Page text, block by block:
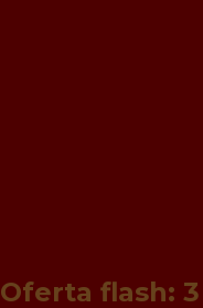
Oferta flash: